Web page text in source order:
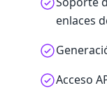
enlaces
Acceso